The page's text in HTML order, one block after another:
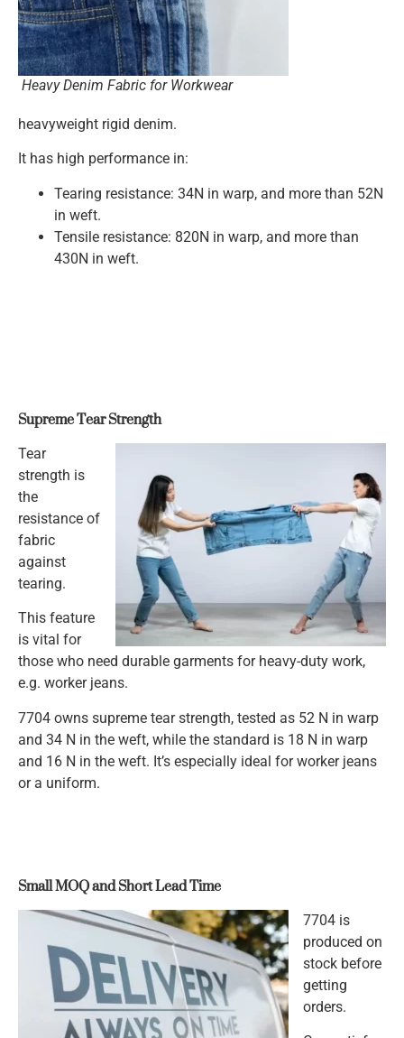
Heavy Denim Fabric for Workwear
heavyweight rigid denim.
It has high performance in:
Tearing resistance: 34N in warp, and more than 52N
in weft.
Tensile resistance: 820N in warp, and more than
430N in weft.
Supreme Tear Strength
Tear
strength is
the
resistance of
fabric
against
tearing.
This feature
is vital for
those who need durable garments for heavy-duty work,
e.g. worker jeans.
7704 owns supreme tear strength, tested as 52 N in warp
and 34 N in the weft, while the standard is 18 N in warp
and 16 N in the weft. It’s especially ideal for worker jeans
or a uniform.
Small MOQ and Short Lead Time
7704 is
produced on
stock before
getting
orders.